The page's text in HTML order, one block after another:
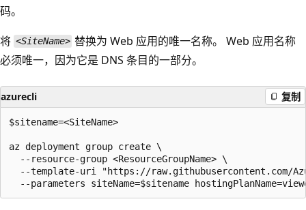
码。
将 <SiteName> 替换为 Web 应用的唯一名称。 Web 应用名称
必须唯一，因为它是 DNS 条目的一部分。
azurecli 复制
$sitename=<SiteName>
az deployment group create \
  --resource-group <ResourceGroupName> \
--template-uri "https://raw.githubusercontent.com/